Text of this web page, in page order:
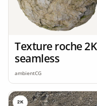
Texture roche 2K
seamless
ambientCG
2K